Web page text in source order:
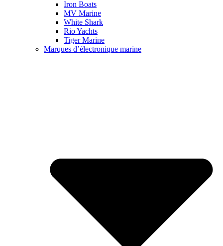
Iron Boats
MV Marine
White Shark
Rio Yachts
Tiger Marine
Marques d’électronique marine